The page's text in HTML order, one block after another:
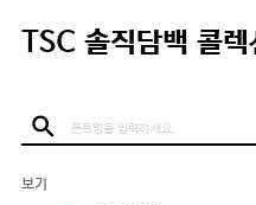
TSC 솔직담백 콜렉
보기